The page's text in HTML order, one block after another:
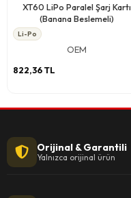
XT60 LiPo Paralel Şarj Kartı
(Banana Beslemeli)
Li-Po
OEM
822,36 TL
Orijinal & Garantili
Yalnızca orijinal ürün